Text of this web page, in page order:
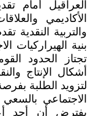
العراقيل أمام
الأكاديمي
والتربية النقدية
بنية الهيراركيات
تجتاز الحدود
أشكال الإنتاج
لتزويد الطلبة
الاجتماعي
يفترض أن أحد